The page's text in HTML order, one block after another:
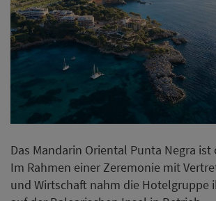
Das Mandarin Oriental Punta Negra
Im Rahmen einer Zeremonie mit
und Wirtschaft nahm die Hotelgruppe